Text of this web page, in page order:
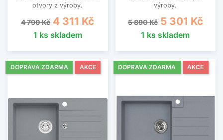
otvory z výroby.
Běžná cena
4 790 Kč Cena
4 311 Kč
1 ks skladem
výroby.
Běžná cena
5 890 Kč Cena
5 301 Kč
1 ks skladem
DOPRAVA ZDARMA AKCE DOPRAVA ZDARMA AKCE